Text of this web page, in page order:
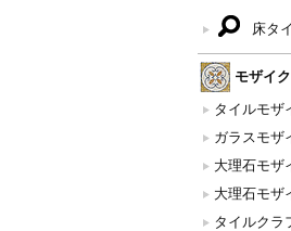
床タ
モザイ
タイルモザ
ガラスモザ
大理石モザ
大理石モザ
タイルクラ